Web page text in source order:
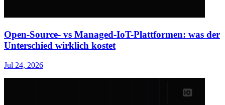
Open-Source- vs Managed-IoT-Plattformen: was der
Unterschied wirklich kostet
Jul 24, 2026